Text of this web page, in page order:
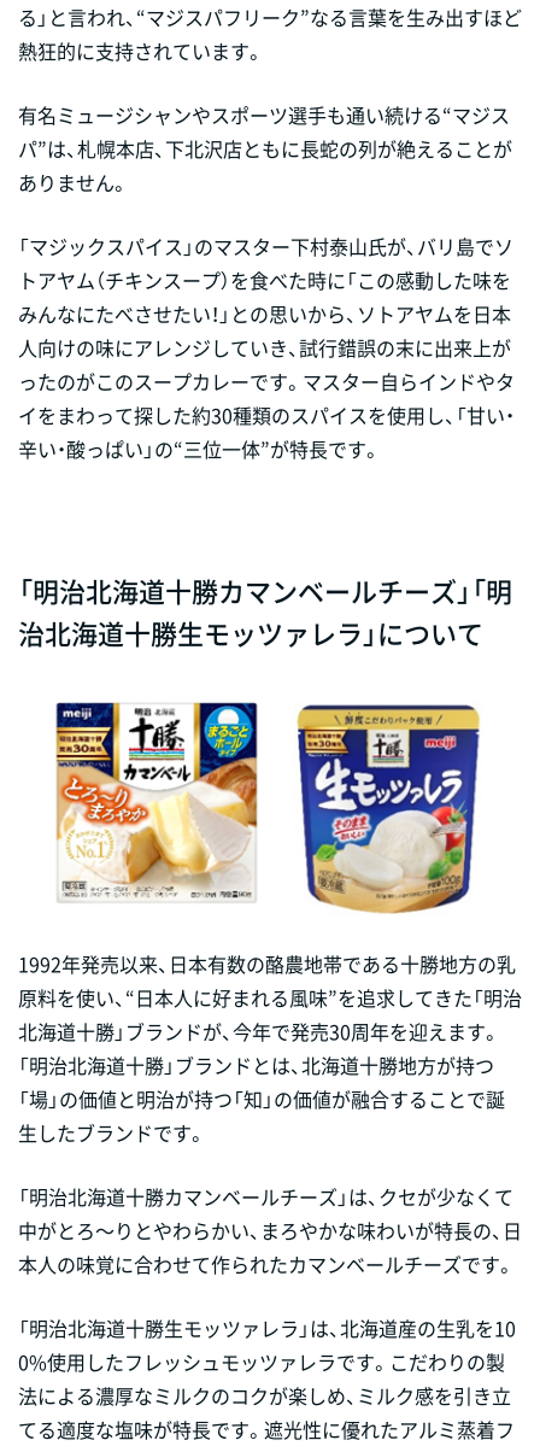
る」と言われ、“マジスパフリーク”なる言葉を生み出すほど
熱狂的に支持されています。
有名ミュージシャンやスポーツ選手も通い続ける“マジス
パ”は、札幌本店、下北沢店ともに長蛇の列が絶えることが
ありません。
「マジックスパイス」のマスター下村泰山氏が、バリ島でソ
トアヤム（チキンスープ）を食べた時に「この感動した味を
みんなにたべさせたい！」との思いから、ソトアヤムを日本
人向けの味にアレンジしていき、試行錯誤の末に出来上が
ったのがこのスープカレーです。マスター自らインドやタ
イをまわって探した約30種類のスパイスを使用し、「甘い・
辛い・酸っぱい」の“三位一体”が特長です。
「明治北海道十勝カマンベールチーズ」「明
治北海道十勝生モッツァレラ」について
1992年発売以来、日本有数の酪農地帯である十勝地方の乳
原料を使い、“日本人に好まれる風味”を追求してきた「明治
北海道十勝」ブランドが、今年で発売30周年を迎えます。
「明治北海道十勝」ブランドとは、北海道十勝地方が持つ
「場」の価値と明治が持つ「知」の価値が融合することで誕
生したブランドです。
「明治北海道十勝カマンベールチーズ」は、クセが少なくて
中がとろ～りとやわらかい、まろやかな味わいが特長の、日
本人の味覚に合わせて作られたカマンベールチーズです。
「明治北海道十勝生モッツァレラ」は、北海道産の生乳を10
0%使用したフレッシュモッツァレラです。こだわりの製
法による濃厚なミルクのコクが楽しめ、ミルク感を引き立
てる適度な塩味が特長です。遮光性に優れたアルミ蒸着フ